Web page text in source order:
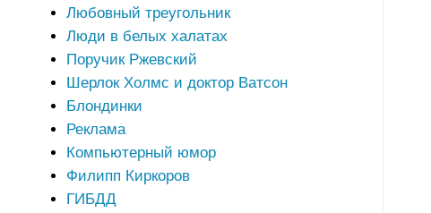
Любовный треугольник
Люди в белых халатах
Поручик Ржевский
Шерлок Холмс и доктор Ватсон
Блондинки
Реклама
Компьютерный юмор
Филипп Киркоров
ГИБДД